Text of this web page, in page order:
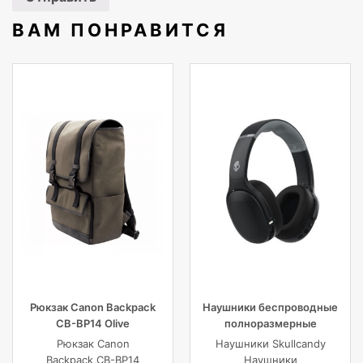
ВАМ ПОНРАВИТСЯ
Рюкзак Canon Backpack
CB-BP14 Olive
Рюкзак Canon
Backpack CB-BP14
Наушники беспроводные
полноразмерные
Skullcandy CRUSHER EVO
WIRELESS OVER-EAR,
Наушники Skullcandy
Наушники